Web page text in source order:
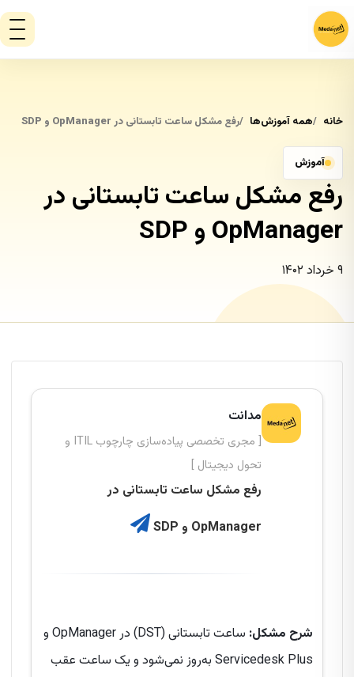
خانه همه آموزش‌ها رفع مشکل ساعت تابستانی در OpManager و SDP
آموزش
رفع مشکل ساعت تابستانی در
OpManager و SDP
۹ خرداد ۱۴۰۲
مدانت
[ مجری تخصصی پیاده‌سازی چارچوب ITIL و
تحول دیجیتال ]
رفع مشکل ساعت تابستانی در
OpManager و SDP
شرح مشکل:
ساعت تابستانی (DST) در OpManager و
Servicedesk Plus به‌روز نمی‌شود و یک ساعت عقب